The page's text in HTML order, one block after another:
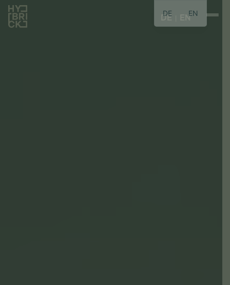
DE EN
DE EN